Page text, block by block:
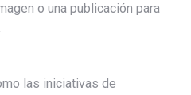
o una publicación para
las iniciativas de